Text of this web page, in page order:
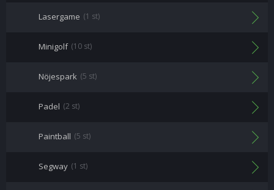
Lasergame (1 st)
Minigolf (10 st)
Nöjespark (5 st)
Padel (2 st)
Paintball (5 st)
Segway (1 st)